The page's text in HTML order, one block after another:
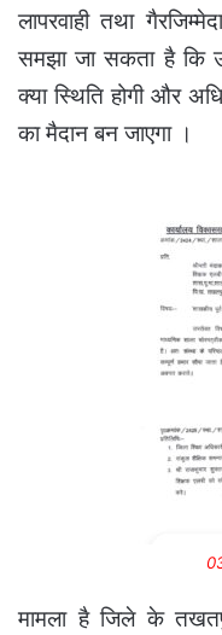
लापरवाही तथा
समझा जा सकता है कि
क्या स्थिति होगी और
का मैदान बन जाएगा ।
मामला है जिले के